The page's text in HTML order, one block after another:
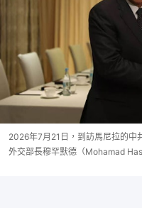
2026年7月21日，到訪馬尼拉的中
外交部長穆罕默德（Mohamad